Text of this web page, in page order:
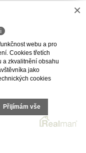
|
Realitní SWRealman
×
ℹ
webu a pro
Cookies třetích
a zkvalitnění obsahu
jako
cookies
Přijímám vše